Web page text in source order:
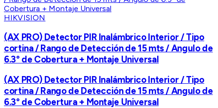
HIKVISION
(AX PRO) Detector PIR Inalámbrico Interior / Tipo
cortina / Rango de Detección de 15 mts / Angulo de
6.3° de Cobertura + Montaje Universal
(AX PRO) Detector PIR Inalámbrico Interior / Tipo
cortina / Rango de Detección de 15 mts / Angulo de
6.3° de Cobertura + Montaje Universal